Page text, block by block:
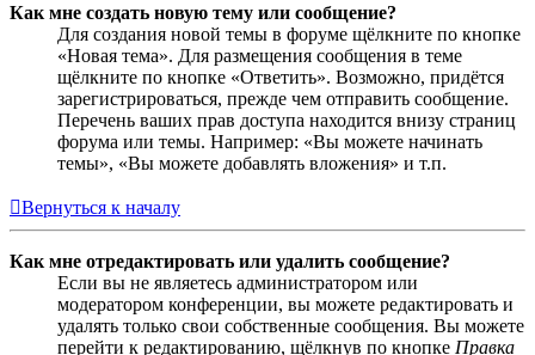
Как мне создать новую тему или сообщение?
Для создания новой темы в форуме щёлкните по кнопке
«Новая тема». Для размещения сообщения в теме
щёлкните по кнопке «Ответить». Возможно, придётся
зарегистрироваться, прежде чем отправить сообщение.
Перечень ваших прав доступа находится внизу страниц
форума или темы. Например: «Вы можете начинать
темы», «Вы можете добавлять вложения» и т.п.
Вернуться к началу
Как мне отредактировать или удалить сообщение?
Если вы не являетесь администратором или
модератором конференции, вы можете редактировать и
удалять только свои собственные сообщения. Вы можете
перейти к редактированию, щёлкнув по кнопке Правка